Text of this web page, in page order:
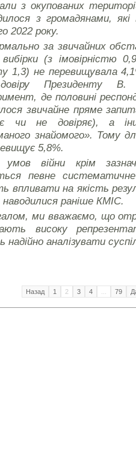
з окупованих
з громадянами, які
2022 року.
за звичайних
(з імовірністю
1,3) не перевищувала
Президенту В.
де половині
звичайне пряме
чи не довіряє), а
знайомого». Тому
5,8%.
війни крім
певне
впливати на якість
наводилися раніше КМІС.
ми вважаємо, що
високу
надійно аналізувати
Назад 1 2 3 4 79